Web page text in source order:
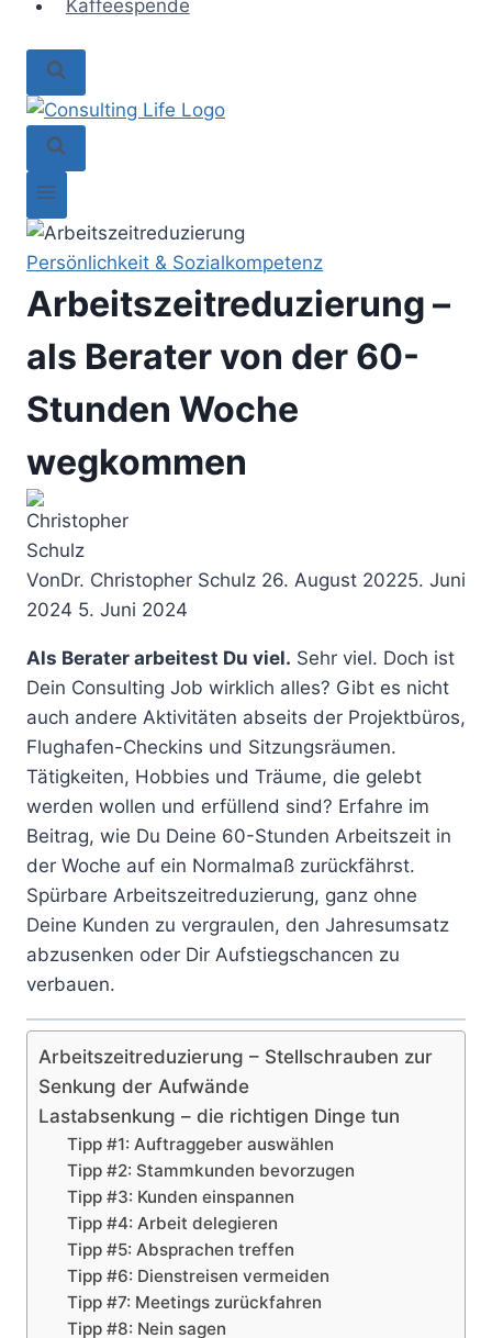
Kaffeespende
Persönlichkeit & Sozialkompetenz
Arbeitszeitreduzierung –
als Berater von der 60-
Stunden Woche
wegkommen
VonDr. Christopher Schulz 26. August 20225. Juni
2024 5. Juni 2024
Als Berater arbeitest Du viel. Sehr viel. Doch ist
Dein Consulting Job wirklich alles? Gibt es nicht
auch andere Aktivitäten abseits der Projektbüros,
Flughafen-Checkins und Sitzungsräumen.
Tätigkeiten, Hobbies und Träume, die gelebt
werden wollen und erfüllend sind? Erfahre im
Beitrag, wie Du Deine 60-Stunden Arbeitszeit in
der Woche auf ein Normalmaß zurückfährst.
Spürbare Arbeitszeitreduzierung, ganz ohne
Deine Kunden zu vergraulen, den Jahresumsatz
abzusenken oder Dir Aufstiegschancen zu
verbauen.
Arbeitszeitreduzierung – Stellschrauben zur
Senkung der Aufwände
Lastabsenkung – die richtigen Dinge tun
Tipp #1: Auftraggeber auswählen
Tipp #2: Stammkunden bevorzugen
Tipp #3: Kunden einspannen
Tipp #4: Arbeit delegieren
Tipp #5: Absprachen treffen
Tipp #6: Dienstreisen vermeiden
Tipp #7: Meetings zurückfahren
Tipp #8: Nein sagen